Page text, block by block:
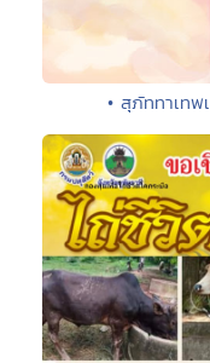
• สุภัททาเทพ